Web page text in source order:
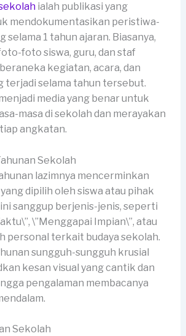
ialah publikasi yang
mendokumentasikan peristiwa-
selama 1 tahun ajaran. Biasanya,
foto siswa, guru, dan staf
kegiatan, acara, dan
terjadi selama tahun tersebut.
media yang benar untuk
masa di sekolah dan merayakan
angkatan.
Sekolah
lazimnya mencerminkan
dipilih oleh siswa atau pihak
sanggup berjenis-jenis, seperti
\”Menggapai Impian\”, atau
personal terkait budaya sekolah.
sungguh-sungguh krusial
kesan visual yang cantik dan
pengalaman membacanya
Sekolah